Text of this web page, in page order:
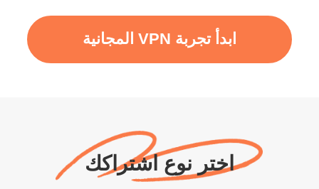
ابدأ تجربة VPN المجانية
اختر نوع اشتراكك